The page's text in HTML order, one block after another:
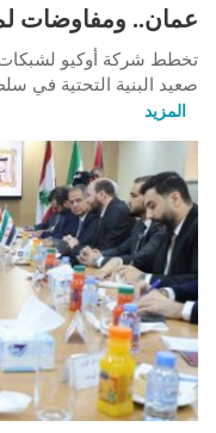
عمان.. ومفاوضات
صعيد البنية التحتية في
المزيد